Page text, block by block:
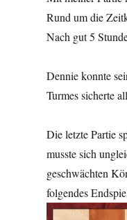
Rund um die
Nach gut 5
Dennie konnte
Turmes sicherte
Die letzte Partie
musste sich
geschwächten
folgendes